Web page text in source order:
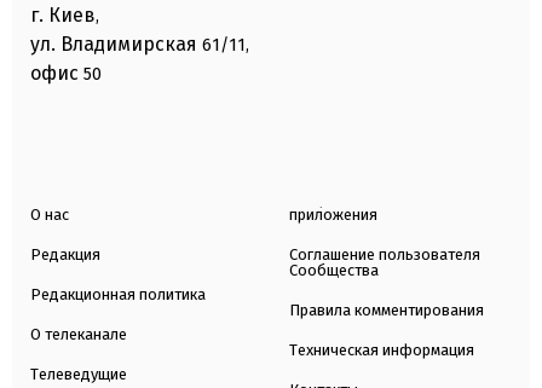
г. Киев,
ул. Владимирская 61/11,
офис 50
О нас
Редакция
Редакционная политика
О телеканале
Телеведущие
приложения
Соглашение пользователя
Сообщества
Правила комментирования
Техническая информация